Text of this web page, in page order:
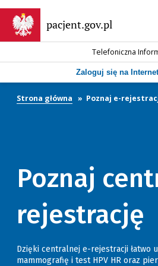
głównej
treści
pacjent.gov.pl
górna
-
Wpisz
frazę,
którą
wyszukać,
lub
klawisz
Telefoniczna
Zaloguj się na
Strona główna Poznaj e-
Poznaj
rejestrację
Dzięki centralnej e-rejestracji łatwo
mammografię i test HPV HR oraz